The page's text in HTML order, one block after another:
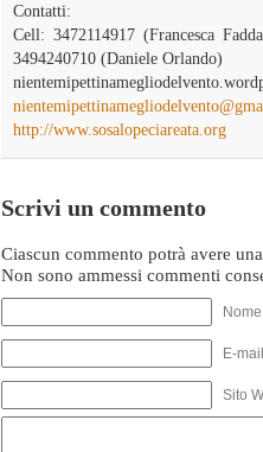
Contatti:
Cell: 3472114917 (Francesca
3494240710 (Daniele Orlando)
http://www.sosalopeciareata.org
Scrivi un commento
Ciascun commento potrà avere
Non sono ammessi commenti
E-
Sito